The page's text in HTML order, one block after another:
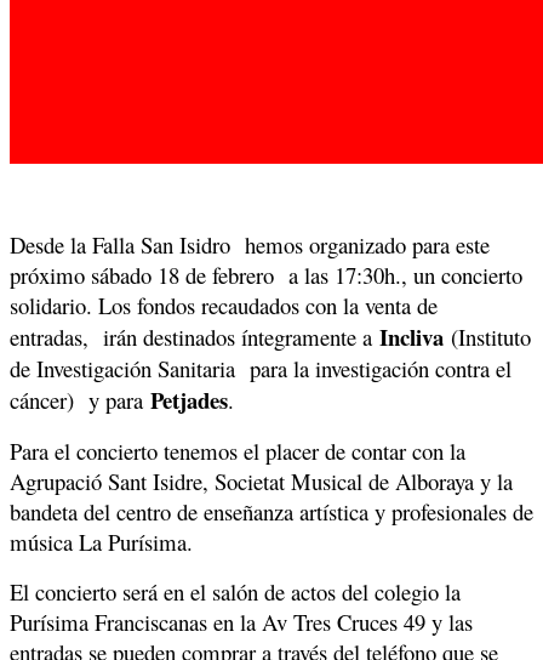
Desde la Falla San Isidro hemos organizado para este
próximo sábado 18 de febrero a las 17:30h., un concierto
solidario. Los fondos recaudados con la venta de
entradas, irán destinados íntegramente a Incliva (Instituto
de Investigación Sanitaria para la investigación contra el
cáncer) y para Petjades.
Para el concierto tenemos el placer de contar con la
Agrupació Sant Isidre, Societat Musical de Alboraya y la
bandeta del centro de enseñanza artística y profesionales de
música La Purísima.
El concierto será en el salón de actos del colegio la
Purísima Franciscanas en la Av Tres Cruces 49 y las
entradas se pueden comprar a través del teléfono que se